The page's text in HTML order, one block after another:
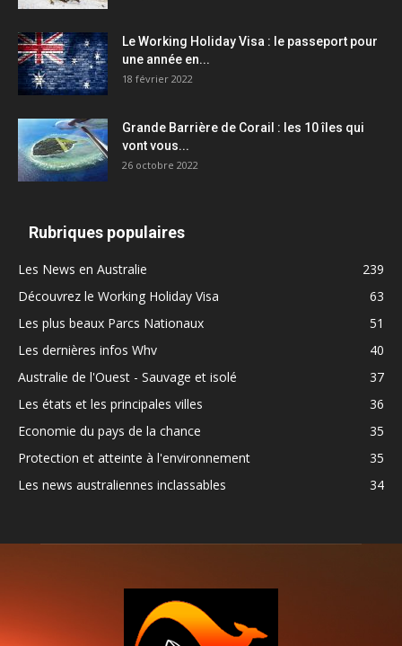
Le Working Holiday Visa : le passeport pour
une année en...
18 février 2022
Grande Barrière de Corail : les 10 îles qui
vont vous...
26 octobre 2022
Rubriques populaires
Les News en Australie
239
Découvrez le Working Holiday Visa
63
Les plus beaux Parcs Nationaux
51
Les dernières infos Whv
40
Australie de l'Ouest - Sauvage et isolé
37
Les états et les principales villes
36
Economie du pays de la chance
35
Protection et atteinte à l'environnement
35
Les news australiennes inclassables
34